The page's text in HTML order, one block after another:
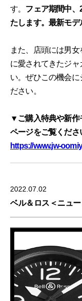
す。 フェア期間中、
たします。最新モデ
また、店頭には男
に愛されてきたジ
い。ぜひこの機会に
ださい。
▼ご購入特典や新作
ページをご覧くださ
https://www.jw-
2022.07.02
ベル＆ロス＜ニュ